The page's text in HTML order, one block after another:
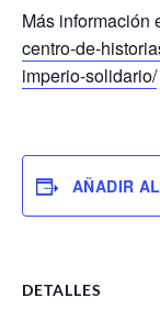
Más información
centro-de-
imperio-solidario/
AÑADIR
DETALLES